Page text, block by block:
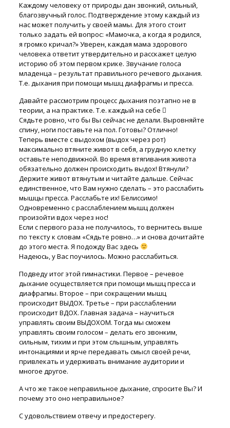
Каждому человеку от природы дан звонкий, сильный,
благозвучный голос. Подтверждение этому каждый из
нас может получить у своей мамы. Для этого стоит
только задать ей вопрос: «Мамочка, а когда я родился,
я громко кричал?» Уверен, каждая мама здорового
человека ответит утвердительно и расскажет целую
историю об этом первом крике. Звучание голоса
младенца – результат правильного речевого дыхания.
Т.е. дыхания при помощи мышц диафрагмы и пресса.
Давайте рассмотрим процесс дыхания поэтапно не в
теории, а на практике. Т.е. каждый на себе 
Сядьте ровно, что бы Вы сейчас не делали. Выровняйте
спину, ноги поставьте на пол. Готовы? Отлично!
Теперь вместе с выдохом (выдох через рот)
максимально втяните живот в себя, а грудную клетку
оставьте неподвижной. Во время втягивания живота
обязательно должен происходить выдох! Втянули?
Держите живот втянутым и читайте дальше. Сейчас
единственное, что Вам нужно сделать – это расслабить
мышцы пресса. Расслабьте их! Белиссимо!
Одновременно с расслаблением мышц должен
произойти вдох через нос!
Если с первого раза не получилось, то вернитесь выше
по тексту к словам «Сядьте ровно…» и снова дочитайте
до этого места. Я подожду Вас здесь
Надеюсь, у Вас поучилось. Можно расслабиться.
Подведу итог этой гимнастики. Первое – речевое
дыхание осуществляется при помощи мышц пресса и
диафрагмы. Второе – при сокращении мышц
происходит ВЫДОХ. Третье – при расслаблении
происходит ВДОХ. Главная задача – научиться
управлять своим ВЫДОХОМ. Тогда мы сможем
управлять своим голосом – делать его звонким,
сильным, тихим и при этом слышным, управлять
интонациями и ярче передавать смысл своей речи,
привлекать и удерживать внимание аудитории и
многое другое.
А что же такое неправильное дыхание, спросите Вы? И
почему это оно неправильное?
С удовольствием отвечу и предостерегу.